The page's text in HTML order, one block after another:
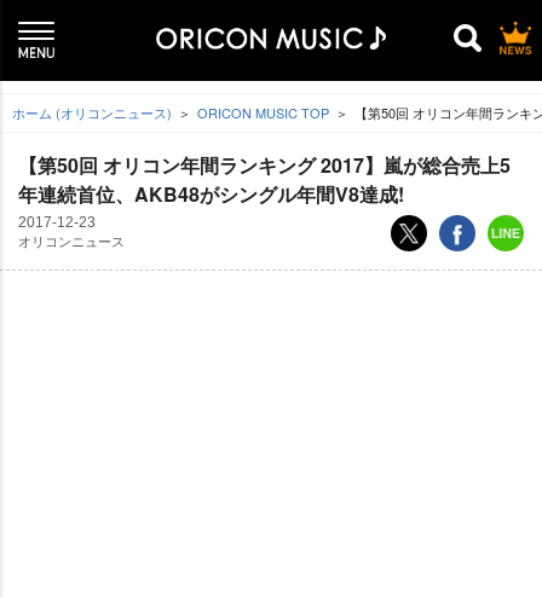
ホーム (オリコンニュース) ORICON MUSIC TOP 【第50回 オリコン年間ラン
【第50回 オリコン年間ランキング 2017】嵐が総合売上5
年連続首位、AKB48がシングル年間V8達成!
2017-12-23
オリコンニュース